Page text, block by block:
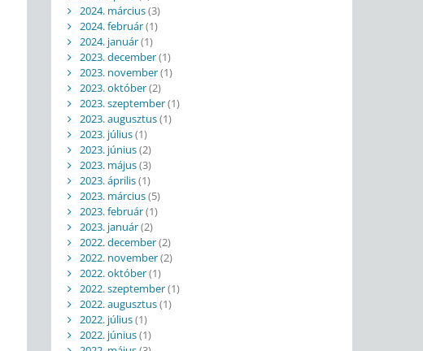
2024. március(3)
2024. február(1)
2024. január(1)
2023. december(1)
2023. november(1)
2023. október(2)
2023. szeptember(1)
2023. augusztus(1)
2023. július(1)
2023. június(2)
2023. május(3)
2023. április(1)
2023. március(5)
2023. február(1)
2023. január(2)
2022. december(2)
2022. november(2)
2022. október(1)
2022. szeptember(1)
2022. augusztus(1)
2022. július(1)
2022. június(1)